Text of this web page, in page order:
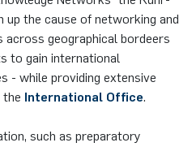
up the cause of networking and
across geographical bordeers
to gain international
- while providing extensive
International Office.
such as preparatory